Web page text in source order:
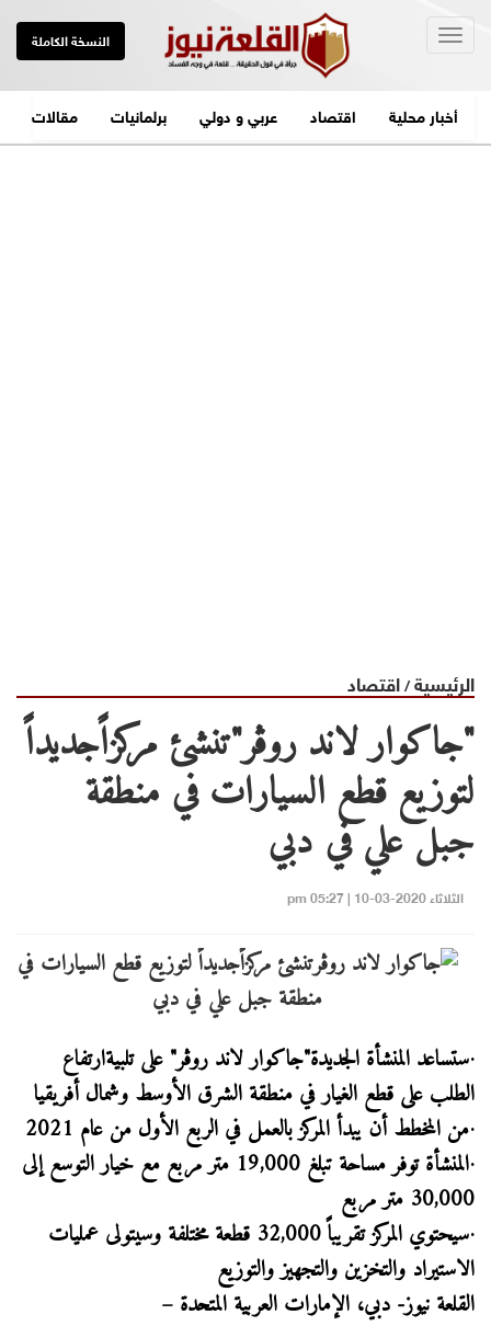
النسخة الكاملة
أخبار محلية اقتصاد عربي و دولي برلمانيات مقالات
الرئيسية/اقتصاد
"جاكوار لاند روڤر"تنشئ مركزاًجديداً
لتوزيع قطع السيارات في منطقة
جبل علي في دبي
الثلاثاء 2020-03-10 | 05:27 pm
·ستساعد المنشأة الجديدة"جاكوار لاند روڤر" على تلبيةارتفاع
الطلب على قطع الغيار في منطقة الشرق الأوسط وشمال أفريقيا
·من المخطط أن يبدأ المركز بالعمل في الربع الأول من عام 2021
·المنشأة توفر مساحة تبلغ 19,000 متر مربع مع خيار التوسع إلى
30,000 متر مربع
·سيحتوي المركز تقريباً 32,000 قطعة مختلفة وسيتولى عمليات
الاستيراد والتخزين والتجهيز والتوزيع
القلعة نيوز- دبي، الإمارات العربية المتحدة –